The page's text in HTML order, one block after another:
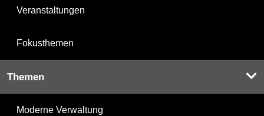
Veranstaltungen
Fokusthemen
Themen
Moderne Verwaltung